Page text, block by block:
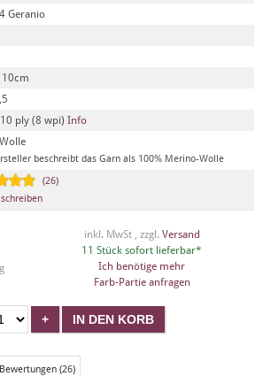
Geranio
10cm
ply (8 wpi) Info
beschreibt das Garn als 100% Merino-Wolle
(26)
inkl. MwSt , zzgl. Versand
11 Stück sofort lieferbar*
Ich benötige mehr
Farb-Partie anfragen
Bewertungen (26)